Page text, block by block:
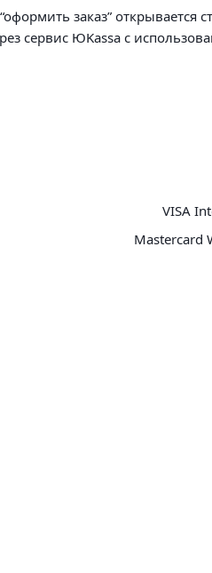
заказ” открывается
сервис ЮKassa с
VISA
Mastercard